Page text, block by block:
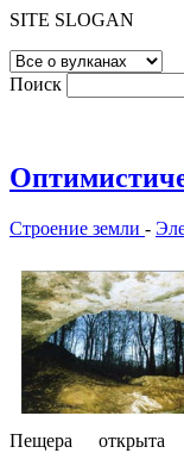
SITE SLOGAN
Поиск
Строение земли -
Пещера